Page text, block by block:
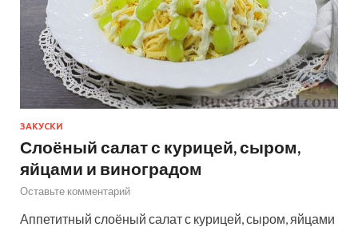
ЗАКУСКИ
Слоёный салат с курицей, сыром,
яйцами и виноградом
Оставьте комментарий
Аппетитный слоёный салат с курицей, сыром, яйцами